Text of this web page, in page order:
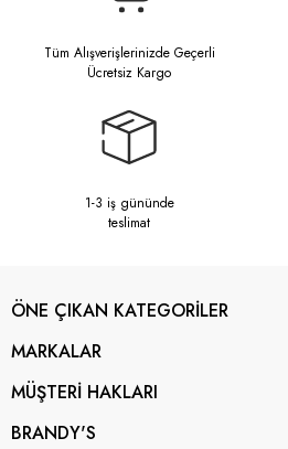
Tüm Alışverişlerinizde Geçerli
Ücretsiz Kargo
1-3 iş gününde
teslimat
ÖNE ÇIKAN KATEGORİLER
MARKALAR
MÜŞTERİ HAKLARI
BRANDY'S